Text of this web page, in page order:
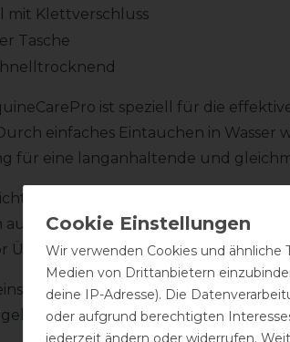
mit Klettverschluss
Tasche
ist speziell für die
einfaches Eintauchen in Wasser
für eine langanhaltende und
eine besonders stressfreie
das Abspritzen reagieren. Das
Überhitzung im empfindlichen
und eignet sich für den
wasserdichte Tasche
Wir verwenden Cookies und ähnliche
Medien von Drittanbietern
deine IP-Adresse). Die
oder aufgrund berechtigten
jederzeit ändern oder widerrufen.